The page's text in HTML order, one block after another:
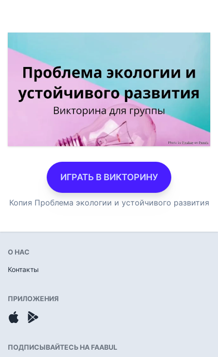
ИГРАТЬ В ВИКТОРИНУ
Копия Проблема экологии и устойчивого развития
О НАС
Контакты
ПРИЛОЖЕНИЯ
ПОДПИСЫВАЙТЕСЬ НА FAABUL